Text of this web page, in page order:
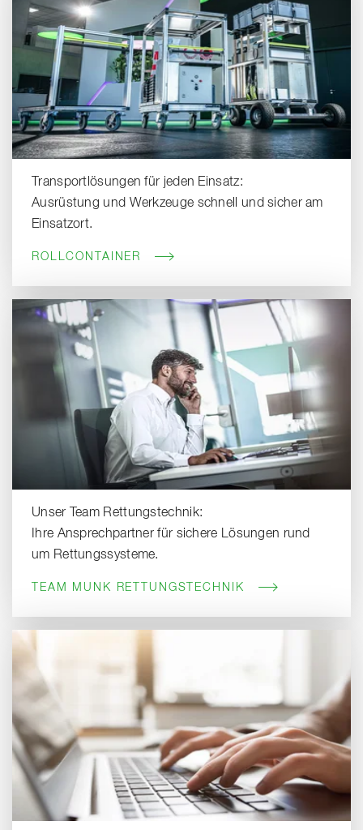
Transportlösungen für jeden Einsatz:
Ausrüstung und Werkzeuge schnell und sicher am
Einsatzort.
ROLLCONTAINER
Unser Team Rettungstechnik:
Ihre Ansprechpartner für sichere Lösungen rund
um Rettungssysteme.
TEAM MUNK RETTUNGSTECHNIK